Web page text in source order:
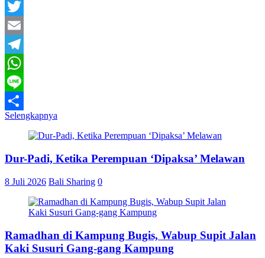
Facebook
Twitter
Email
Telegram
WhatsApp
Line
Share
Selengkapnya
Dur-Padi, Ketika Perempuan ‘Dipaksa’ Melawan
8 Juli 2026 Bali Sharing 0
Ramadhan di Kampung Bugis, Wabup Supit Jalan
Kaki Susuri Gang-gang Kampung